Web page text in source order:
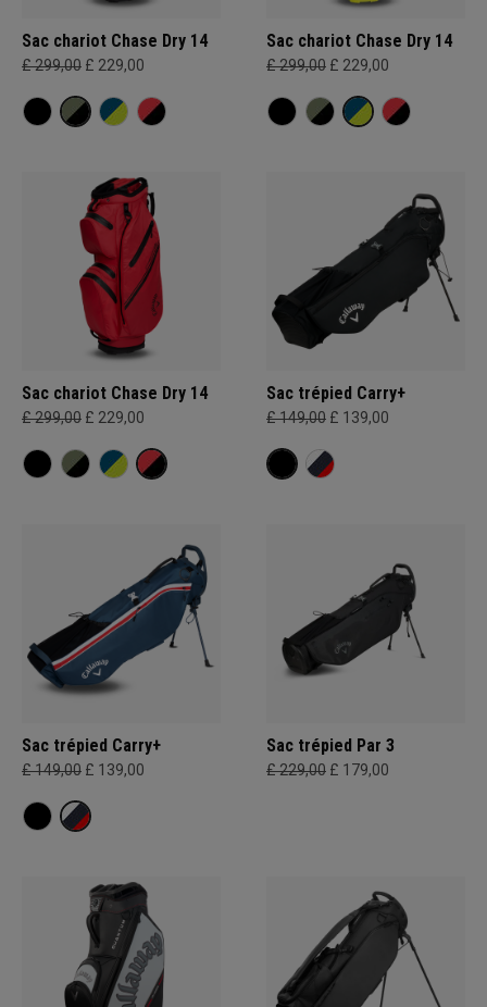
Sac chariot Chase Dry 14
£ 299,00 £ 229,00
Sac chariot Chase Dry 14
£ 299,00 £ 229,00
Sac chariot Chase Dry 14
£ 299,00 £ 229,00
Sac trépied Carry+
£ 149,00 £ 139,00
Sac trépied Carry+
£ 149,00 £ 139,00
Sac trépied Par 3
£ 229,00 £ 179,00